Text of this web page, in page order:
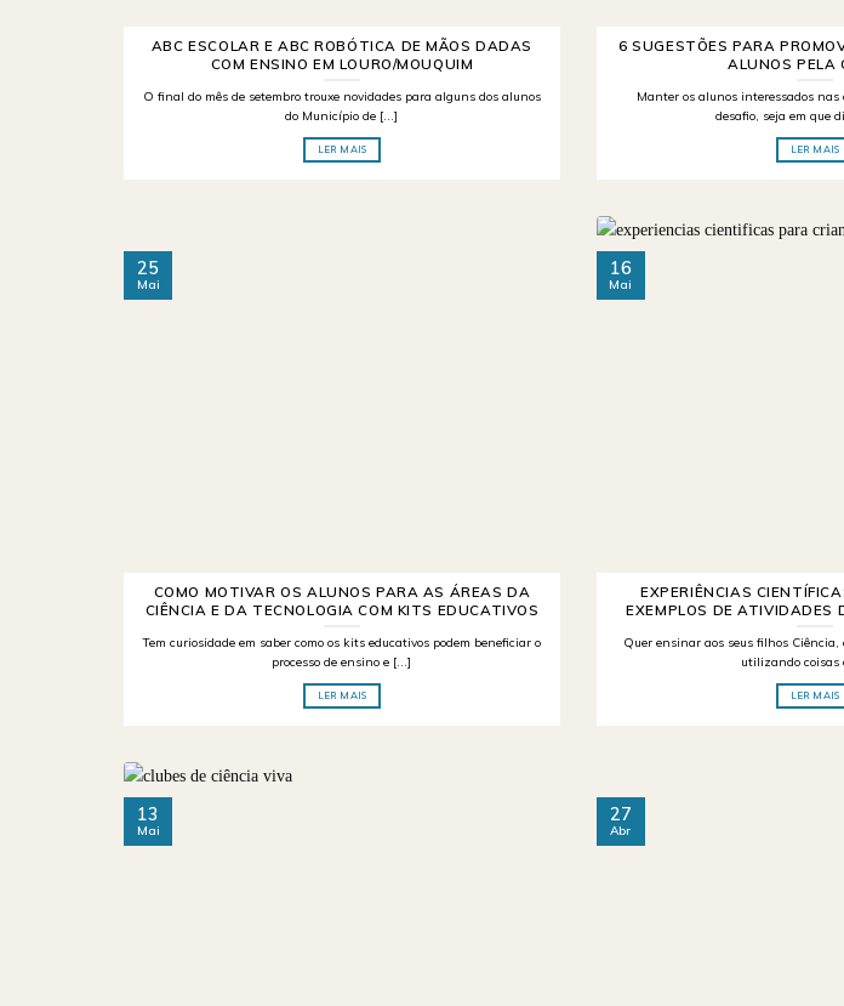
ABC ESCOLAR E ABC ROBÓTICA DE MÃOS DADAS
COM ENSINO EM LOURO/MOUQUIM
O final do mês de setembro trouxe novidades para alguns dos alunos
do Município de [...]
LER MAIS
6 SUGESTÕES PARA
ALUNOS PELA
Manter os alunos interessados
desafio, seja em que
LER MAIS
COMO MOTIVAR OS ALUNOS PARA AS ÁREAS DA
CIÊNCIA E DA TECNOLOGIA COM KITS EDUCATIVOS
Tem curiosidade em saber como os kits educativos podem beneficiar o
processo de ensino e [...]
LER MAIS
25
Mai
EXPERIÊNCIAS
EXEMPLOS DE ATIVIDADES
Quer ensinar aos seus filhos Ciência,
utilizando coisas
LER MAIS
16
Mai
13
Mai
27
Abr